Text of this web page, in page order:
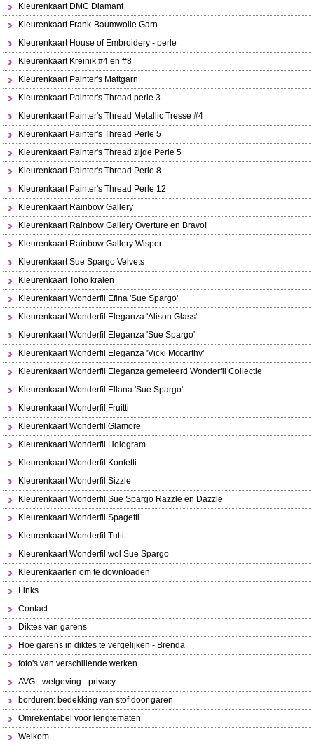
Kleurenkaart DMC Diamant
Kleurenkaart Frank-Baumwolle Garn
Kleurenkaart House of Embroidery - perle
Kleurenkaart Kreinik #4 en #8
Kleurenkaart Painter's Mattgarn
Kleurenkaart Painter's Thread perle 3
Kleurenkaart Painter's Thread Metallic Tresse #4
Kleurenkaart Painter's Thread Perle 5
Kleurenkaart Painter's Thread zijde Perle 5
Kleurenkaart Painter's Thread Perle 8
Kleurenkaart Painter's Thread Perle 12
Kleurenkaart Rainbow Gallery
Kleurenkaart Rainbow Gallery Overture en Bravo!
Kleurenkaart Rainbow Gallery Wisper
Kleurenkaart Sue Spargo Velvets
Kleurenkaart Toho kralen
Kleurenkaart Wonderfil Efina 'Sue Spargo'
Kleurenkaart Wonderfil Eleganza 'Alison Glass'
Kleurenkaart Wonderfil Eleganza 'Sue Spargo'
Kleurenkaart Wonderfil Eleganza 'Vicki Mccarthy'
Kleurenkaart Wonderfil Eleganza gemeleerd Wonderfil Collectie
Kleurenkaart Wonderfil Ellana 'Sue Spargo'
Kleurenkaart Wonderfil Fruitti
Kleurenkaart Wonderfil Glamore
Kleurenkaart Wonderfil Hologram
Kleurenkaart Wonderfil Konfetti
Kleurenkaart Wonderfil Sizzle
Kleurenkaart Wonderfil Sue Spargo Razzle en Dazzle
Kleurenkaart Wonderfil Spagetti
Kleurenkaart Wonderfil Tutti
Kleurenkaart Wonderfil wol Sue Spargo
Kleurenkaarten om te downloaden
Links
Contact
Diktes van garens
Hoe garens in diktes te vergelijken - Brenda
foto's van verschillende werken
AVG - wetgeving - privacy
borduren: bedekking van stof door garen
Omrekentabel voor lengtematen
Welkom